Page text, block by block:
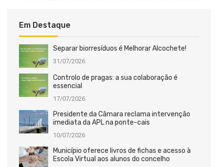
Em Destaque
Separar biorresíduos é Melhorar Alcochete!
31/07/2026
Controlo de pragas: a sua colaboração é
essencial
17/07/2026
Presidente da Câmara reclama intervenção
imediata da APL na ponte-cais
10/07/2026
Município oferece livros de fichas e acesso à
Escola Virtual aos alunos do concelho